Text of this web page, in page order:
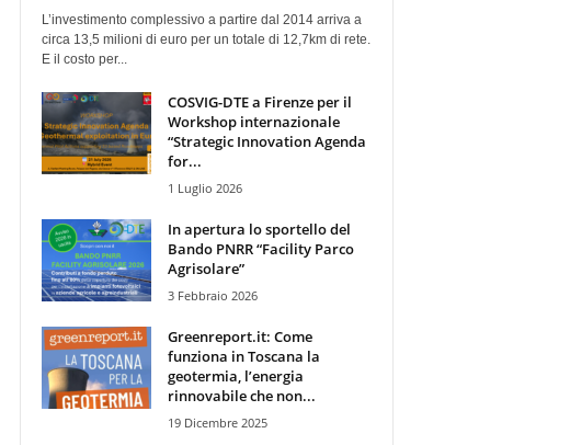
L’investimento complessivo a partire dal 2014 arriva a
circa 13,5 milioni di euro per un totale di 12,7km di rete.
E il costo per...
COSVIG-DTE a Firenze per il
Workshop internazionale
“Strategic Innovation Agenda
for...
1 Luglio 2026
In apertura lo sportello del
Bando PNRR “Facility Parco
Agrisolare”
3 Febbraio 2026
Greenreport.it: Come
funziona in Toscana la
geotermia, l’energia
rinnovabile che non...
19 Dicembre 2025